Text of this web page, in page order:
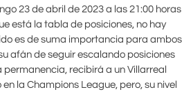
23 de abril de 2023 a las 21:00 horas
está la tabla de posiciones, no hay
es de suma importancia para ambos
afán de seguir escalando posiciones
recibirá a un Villarreal
la Champions League, pero, su nivel